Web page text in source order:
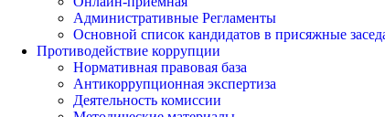
Административные Регламенты
Основной список кандидатов в присяжные
Противодействие коррупции
Нормативная правовая база
Антикоррупционная экспертиза
Деятельность комиссии